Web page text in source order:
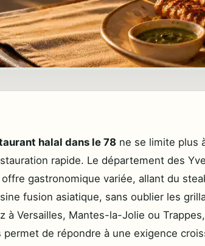
halal dans le 78 ne se limite plus
rapide. Le département des
gastronomique variée, allant du
fusion asiatique, sans oublier les
à Versailles, Mantes-la-Jolie ou
permet de répondre à une exigence